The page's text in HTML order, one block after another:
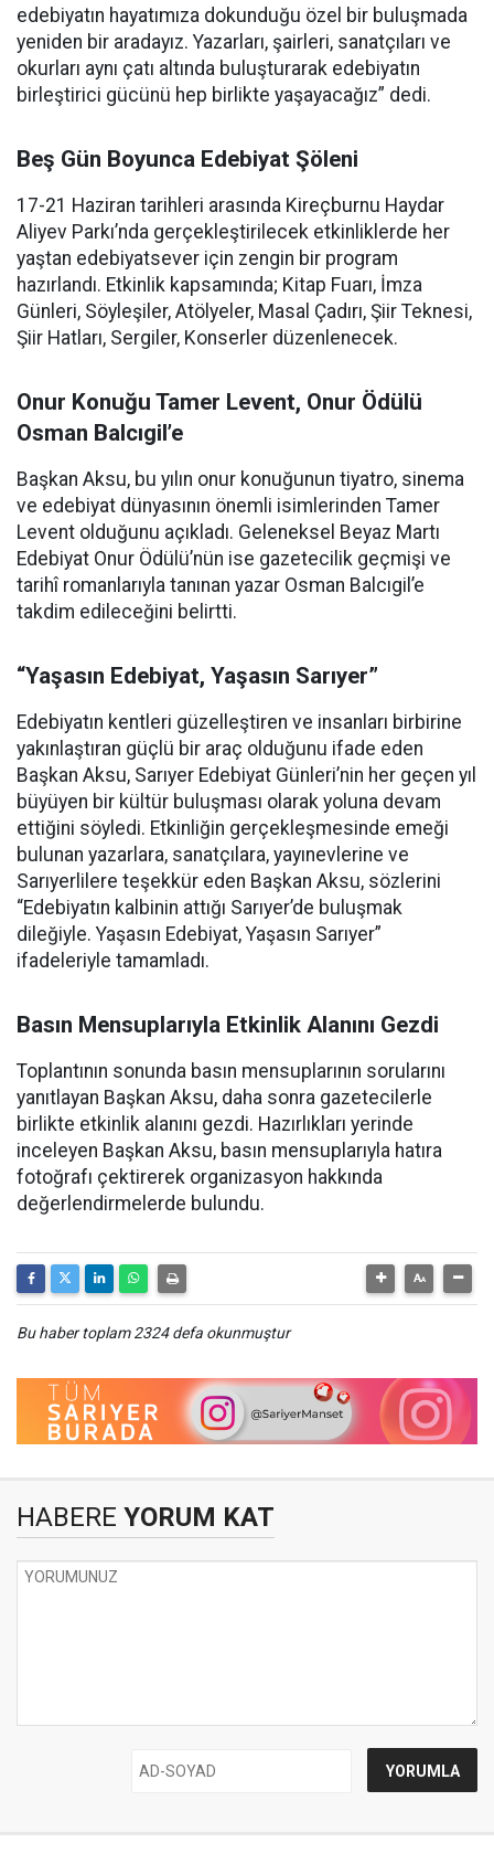
edebiyatın hayatımıza dokunduğu özel bir buluşmada
yeniden bir aradayız. Yazarları, şairleri, sanatçıları ve
okurları aynı çatı altında buluşturarak edebiyatın
birleştirici gücünü hep birlikte yaşayacağız” dedi.
Beş Gün Boyunca Edebiyat Şöleni
17-21 Haziran tarihleri arasında Kireçburnu Haydar
Aliyev Parkı’nda gerçekleştirilecek etkinliklerde her
yaştan edebiyatsever için zengin bir program
hazırlandı. Etkinlik kapsamında; Kitap Fuarı, İmza
Günleri, Söyleşiler, Atölyeler, Masal Çadırı, Şiir Teknesi,
Şiir Hatları, Sergiler, Konserler düzenlenecek.
Onur Konuğu Tamer Levent, Onur Ödülü
Osman Balcıgil’e
Başkan Aksu, bu yılın onur konuğunun tiyatro, sinema
ve edebiyat dünyasının önemli isimlerinden Tamer
Levent olduğunu açıkladı. Geleneksel Beyaz Martı
Edebiyat Onur Ödülü’nün ise gazetecilik geçmişi ve
tarihî romanlarıyla tanınan yazar Osman Balcıgil’e
takdim edileceğini belirtti.
“Yaşasın Edebiyat, Yaşasın Sarıyer”
Edebiyatın kentleri güzelleştiren ve insanları birbirine
yakınlaştıran güçlü bir araç olduğunu ifade eden
Başkan Aksu, Sarıyer Edebiyat Günleri’nin her geçen yıl
büyüyen bir kültür buluşması olarak yoluna devam
ettiğini söyledi. Etkinliğin gerçekleşmesinde emeği
bulunan yazarlara, sanatçılara, yayınevlerine ve
Sarıyerlilere teşekkür eden Başkan Aksu, sözlerini
“Edebiyatın kalbinin attığı Sarıyer’de buluşmak
dileğiyle. Yaşasın Edebiyat, Yaşasın Sarıyer”
ifadeleriyle tamamladı.
Basın Mensuplarıyla Etkinlik Alanını Gezdi
Toplantının sonunda basın mensuplarının sorularını
yanıtlayan Başkan Aksu, daha sonra gazetecilerle
birlikte etkinlik alanını gezdi. Hazırlıkları yerinde
inceleyen Başkan Aksu, basın mensuplarıyla hatıra
fotoğrafı çektirerek organizasyon hakkında
değerlendirmelerde bulundu.
Bu haber toplam 2324 defa okunmuştur
HABERE YORUM KAT